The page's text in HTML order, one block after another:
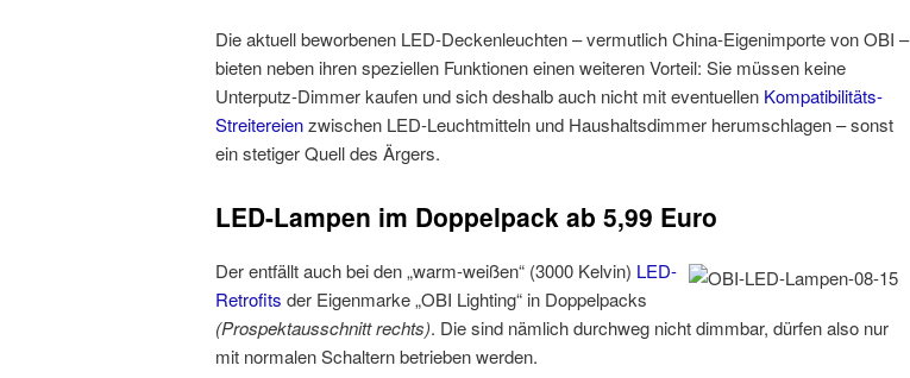
Die aktuell beworbenen LED-Deckenleuchten – vermutlich China-Eigenimporte von OBI –
bieten neben ihren speziellen Funktionen einen weiteren Vorteil: Sie müssen keine
Unterputz-Dimmer kaufen und sich deshalb auch nicht mit eventuellen Kompatibilitäts-
Streitereienzwischen LED-Leuchtmitteln und Haushaltsdimmer herumschlagen – sonst
ein stetiger Quell des Ärgers.
LED-Lampen im Doppelpack ab 5,99 Euro
Der entfällt auch bei den „warm-weißen“ (3000 Kelvin) LED-
Retrofits der Eigenmarke „OBI Lighting“ in Doppelpacks
(Prospektausschnitt rechts). Die sind nämlich durchweg nicht dimmbar, dürfen also nur
mit normalen Schaltern betrieben werden.